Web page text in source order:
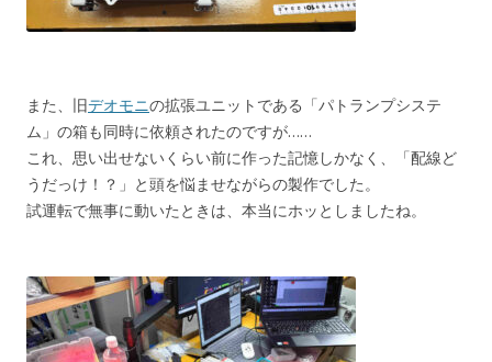
また、旧デオモニの拡張ユニットである「パトランプシステ
ム」の箱も同時に依頼されたのですが……
これ、思い出せないくらい前に作った記憶しかなく、「配線ど
うだっけ！？」と頭を悩ませながらの製作でした。
試運転で無事に動いたときは、本当にホッとしましたね。